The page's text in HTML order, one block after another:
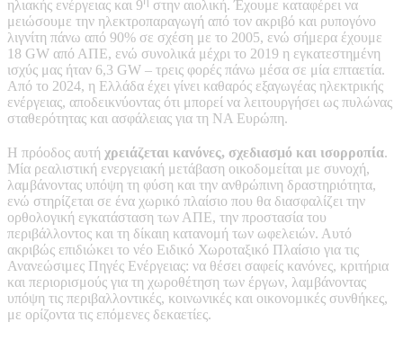
ηλιακής ενέργειας και 9
στην αιολική. Έχουμε καταφέρει να
μειώσουμε την ηλεκτροπαραγωγή από τον ακριβό και ρυπογόνο
λιγνίτη πάνω από 90% σε σχέση με το 2005, ενώ σήμερα έχουμε
18 GW από ΑΠΕ, ενώ συνολικά μέχρι το 2019 η εγκατεστημένη
ισχύς μας ήταν 6,3 GW – τρεις φορές πάνω μέσα σε μία επταετία.
Από το 2024, η Ελλάδα έχει γίνει καθαρός εξαγωγέας ηλεκτρικής
ενέργειας, αποδεικνύοντας ότι μπορεί να λειτουργήσει ως πυλώνας
σταθερότητας και ασφάλειας για τη ΝΑ Ευρώπη.
Η πρόοδος αυτή χρειάζεται κανόνες, σχεδιασμό και ισορροπία.
Μία ρεαλιστική ενεργειακή μετάβαση οικοδομείται με συνοχή,
λαμβάνοντας υπόψη τη φύση και την ανθρώπινη δραστηριότητα,
ενώ στηρίζεται σε ένα χωρικό πλαίσιο που θα διασφαλίζει την
ορθολογική εγκατάσταση των ΑΠΕ, την προστασία του
περιβάλλοντος και τη δίκαιη κατανομή των ωφελειών. Αυτό
ακριβώς επιδιώκει το νέο Ειδικό Χωροταξικό Πλαίσιο για τις
Ανανεώσιμες Πηγές Ενέργειας: να θέσει σαφείς κανόνες, κριτήρια
και περιορισμούς για τη χωροθέτηση των έργων, λαμβάνοντας
υπόψη τις περιβαλλοντικές, κοινωνικές και οικονομικές συνθήκες,
με ορίζοντα τις επόμενες δεκαετίες.